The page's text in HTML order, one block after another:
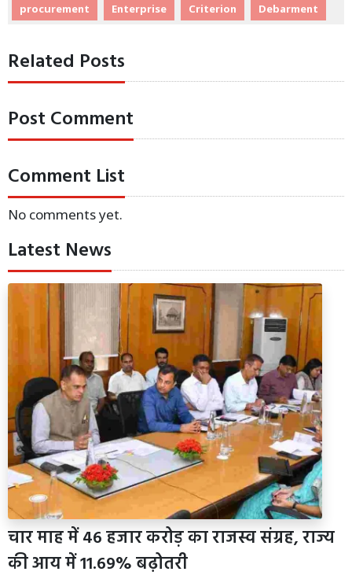
procurement
Enterprise Criterion Debarment
Related Posts
Post Comment
Comment List
No comments yet.
Latest News
चार माह में 46 हजार करोड़ का राजस्व संग्रह, राज्य
की आय में 11.69% बढ़ोतरी